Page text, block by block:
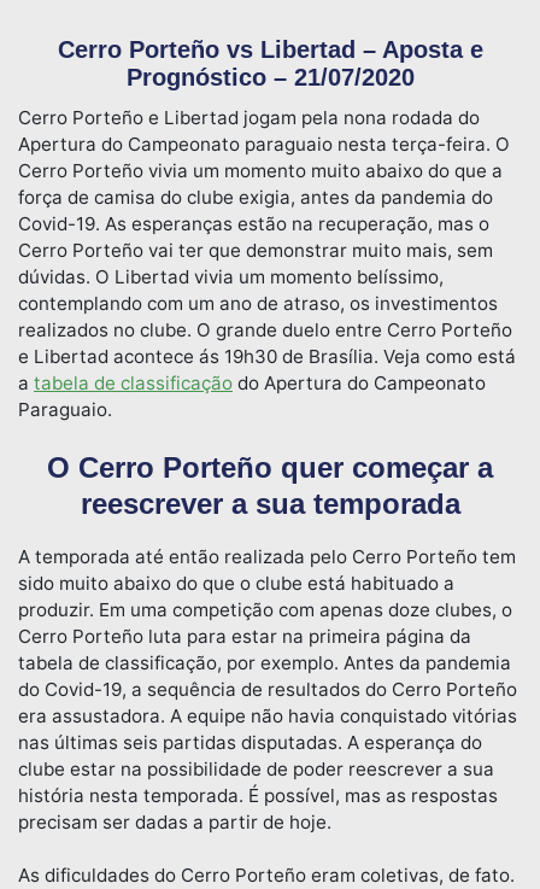
Cerro Porteño vs Libertad – Aposta e
Prognóstico – 21/07/2020
Cerro Porteño e Libertad jogam pela nona rodada do
Apertura do Campeonato paraguaio nesta terça-feira. O
Cerro Porteño vivia um momento muito abaixo do que a
força de camisa do clube exigia, antes da pandemia do
Covid-19. As esperanças estão na recuperação, mas o
Cerro Porteño vai ter que demonstrar muito mais, sem
dúvidas. O Libertad vivia um momento belíssimo,
contemplando com um ano de atraso, os investimentos
realizados no clube. O grande duelo entre Cerro Porteño
e Libertad acontece ás 19h30 de Brasília. Veja como está
a tabela de classificação do Apertura do Campeonato
Paraguaio.
O Cerro Porteño quer começar a
reescrever a sua temporada
A temporada até então realizada pelo Cerro Porteño tem
sido muito abaixo do que o clube está habituado a
produzir. Em uma competição com apenas doze clubes, o
Cerro Porteño luta para estar na primeira página da
tabela de classificação, por exemplo. Antes da pandemia
do Covid-19, a sequência de resultados do Cerro Porteño
era assustadora. A equipe não havia conquistado vitórias
nas últimas seis partidas disputadas. A esperança do
clube estar na possibilidade de poder reescrever a sua
história nesta temporada. É possível, mas as respostas
precisam ser dadas a partir de hoje.
As dificuldades do Cerro Porteño eram coletivas, de fato.